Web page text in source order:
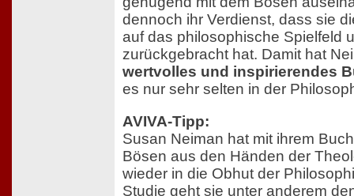
dennoch ihr Verdienst, dass sie
auf das philosophische Spielfeld
zurückgebracht hat. Damit hat
wertvolles und inspirierendes
es nur sehr selten in der
AVIVA-Tipp:
Susan Neiman hat mit ihrem
Bösen aus den Händen der
wieder in die Obhut der
Studie geht sie unter anderem